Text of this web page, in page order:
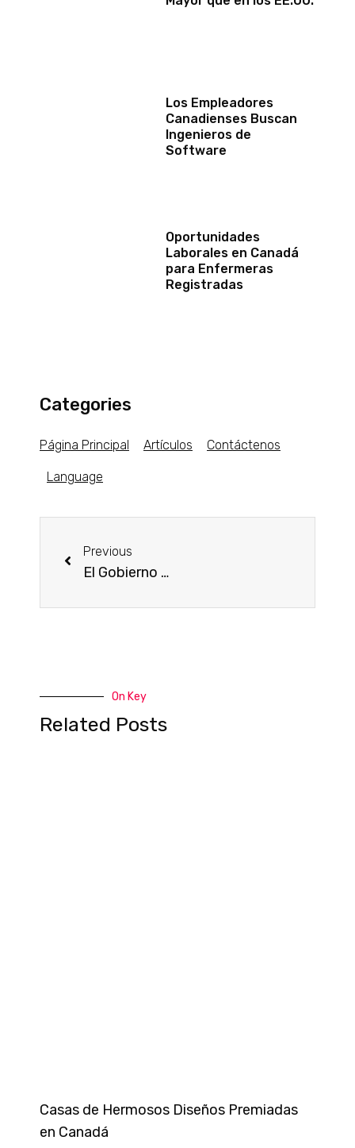
Los Empleadores
Canadienses Buscan
Ingenieros de
Software
Oportunidades
Laborales en Canadá
para Enfermeras
Registradas
Categories
Página Principal Artículos Contáctenos
Language
Previous
El Gobierno dice que las Fronteras están Abiertas para Inmigrar a Canadá
On Key
Related Posts
Casas de Hermosos Diseños Premiadas
en Canadá